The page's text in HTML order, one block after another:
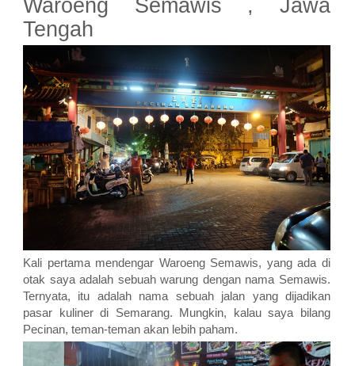
Waroeng Semawis , Jawa
Tengah
Kali pertama mendengar Waroeng Semawis, yang ada di
otak saya adalah sebuah warung dengan nama Semawis.
Ternyata, itu adalah nama sebuah jalan yang dijadikan
pasar kuliner di Semarang. Mungkin, kalau saya bilang
Pecinan, teman-teman akan lebih paham.